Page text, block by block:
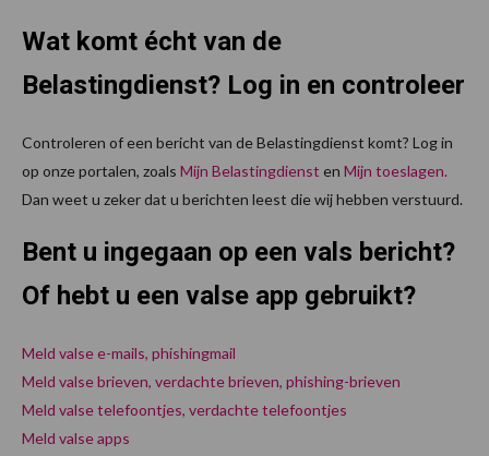
Wat komt écht van de
Belastingdienst? Log in en controleer
Controleren of een bericht van de Belastingdienst komt? Log in
op onze portalen, zoals Mijn Belastingdienst en Mijn toeslagen.
Dan weet u zeker dat u berichten leest die wij hebben verstuurd.
Bent u ingegaan op een vals bericht?
Of hebt u een valse app gebruikt?
Meld valse e-mails, phishingmail
Meld valse brieven, verdachte brieven, phishing-brieven
Meld valse telefoontjes, verdachte telefoontjes
Meld valse apps